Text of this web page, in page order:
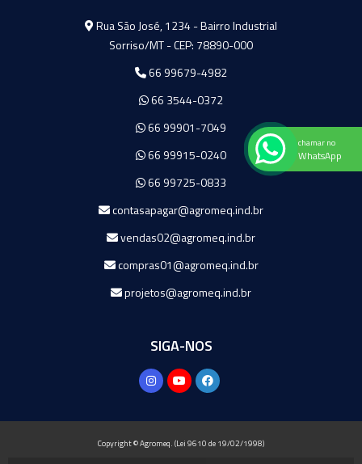
Agromeq
Rua São José, 1234 - Bairro Industrial
Sorriso/MT - CEP: 78890-000
66 99679-4982
66 3544-0372
66 99901-7049
66 99915-0240
66 99725-0833
contasapagar@agromeq.ind.br
vendas02@agromeq.ind.br
compras01@agromeq.ind.br
projetos@agromeq.ind.br
SIGA-NOS
Copyright © Agromeq. (Lei 9610 de 19/02/1998)
chamar no
WhatsApp